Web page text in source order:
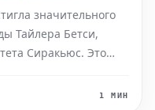
значительного
Тайлера Бетси,
Сиракьюс. Это
их состава.
1 МИН